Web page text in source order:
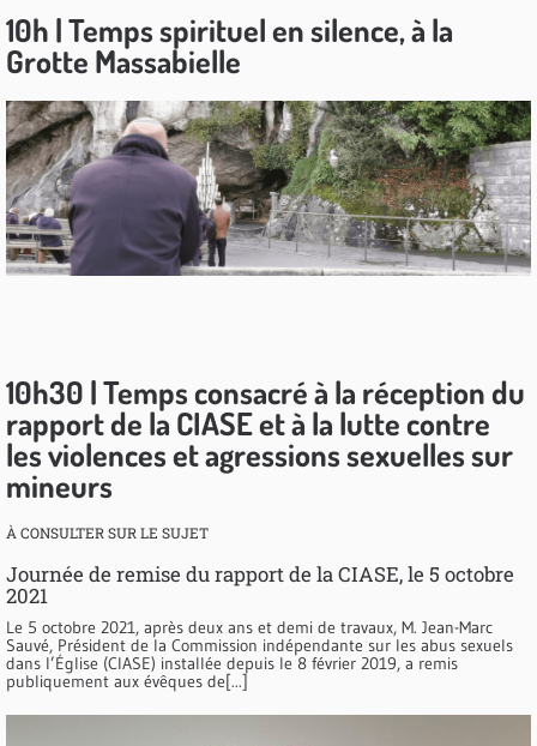
10h | Temps spirituel en silence, à la
Grotte Massabielle
10h30 | Temps consacré à la réception du
rapport de la CIASE et à la lutte contre
les violences et agressions sexuelles sur
mineurs
À CONSULTER SUR LE SUJET
Journée de remise du rapport de la CIASE, le 5 octobre
2021
Le 5 octobre 2021, après deux ans et demi de travaux, M. Jean-Marc
Sauvé, Président de la Commission indépendante sur les abus sexuels
dans l’Église (CIASE) installée depuis le 8 février 2019, a remis
publiquement aux évêques de[...]